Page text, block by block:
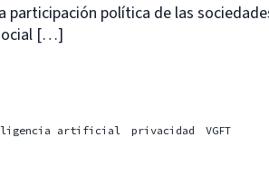
participación política de las
[…]
artificial privacidad VGFT